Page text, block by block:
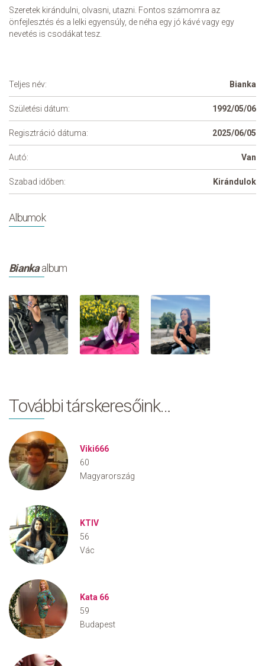
Szeretek kirándulni, olvasni, utazni. Fontos számomra az
önfejlesztés és a lelki egyensúly, de néha egy jó kávé vagy egy
nevetés is csodákat tesz.
Teljes név: Bianka
Születési dátum: 1992/05/06
Regisztráció dátuma: 2025/06/05
Autó: Van
Szabad időben: Kirándulok
Albumok
Biankaalbum
További társkeresőink…
Viki666
60
Magyarország
KTIV
56
Vác
Kata 66
59
Budapest